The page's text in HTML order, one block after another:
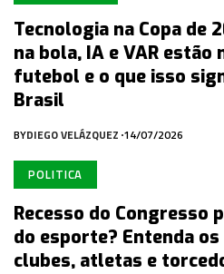
Tecnologia na Copa de
na bola, IA e VAR estão
futebol e o que isso
Brasil
BYDIEGO VELÁZQUEZ 14/07/2026
POLITICA
Recesso do Congresso
do esporte? Entenda
clubes, atletas e